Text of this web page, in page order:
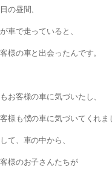
の昼間、
車で走っていると、
様の車と出会ったんです。
お客様の車に気づいたし、
様も僕の車に気づいてくれま
て、車の中から、
様のお子さんたちが